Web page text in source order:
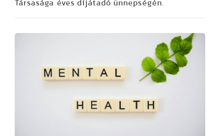
Társasága éves díjátadó ünnepségén.